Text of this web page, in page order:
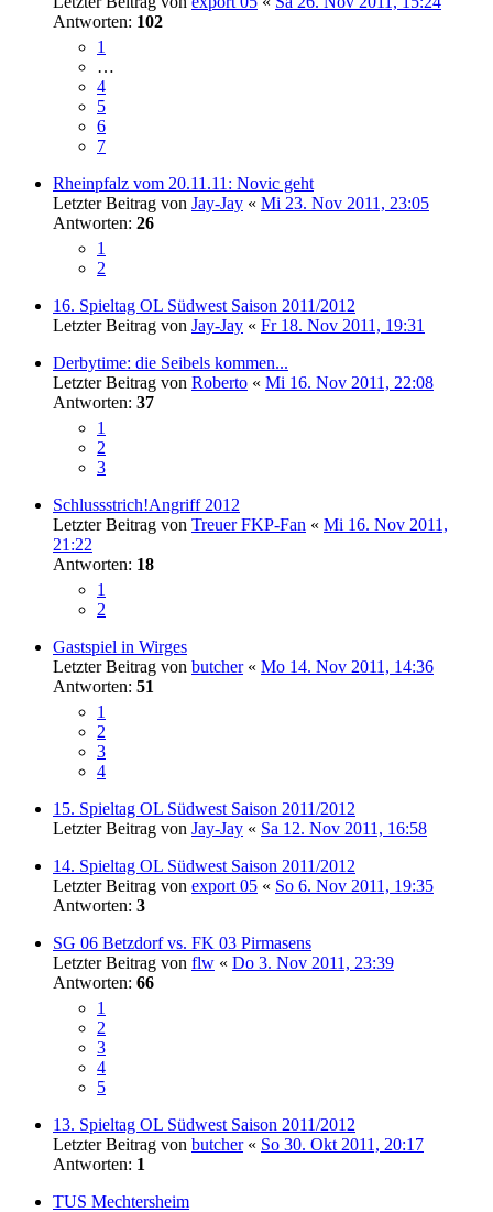
Antworten: 102
1
…
4
5
6
7
Rheinpfalz vom 20.11.11: Novic geht
Letzter Beitrag von Jay-Jay « Mi 23. Nov 2011, 23:05
Antworten: 26
1
2
16. Spieltag OL Südwest Saison 2011/2012
Letzter Beitrag von Jay-Jay « Fr 18. Nov 2011, 19:31
Derbytime: die Seibels kommen...
Letzter Beitrag von Roberto « Mi 16. Nov 2011, 22:08
Antworten: 37
1
2
3
Schlussstrich!Angriff 2012
Letzter Beitrag von Treuer FKP-Fan « Mi 16. Nov 2011,
21:22
Antworten: 18
1
2
Gastspiel in Wirges
Letzter Beitrag von butcher« Mo 14. Nov 2011, 14:36
Antworten: 51
1
2
3
4
15. Spieltag OL Südwest Saison 2011/2012
Letzter Beitrag von Jay-Jay « Sa 12. Nov 2011, 16:58
14. Spieltag OL Südwest Saison 2011/2012
Letzter Beitrag von export 05 « So 6. Nov 2011, 19:35
Antworten: 3
SG 06 Betzdorf vs. FK 03 Pirmasens
Letzter Beitrag von flw « Do 3. Nov 2011, 23:39
Antworten: 66
1
2
3
4
5
13. Spieltag OL Südwest Saison 2011/2012
Letzter Beitrag von butcher« So 30. Okt 2011, 20:17
Antworten: 1
TUS Mechtersheim